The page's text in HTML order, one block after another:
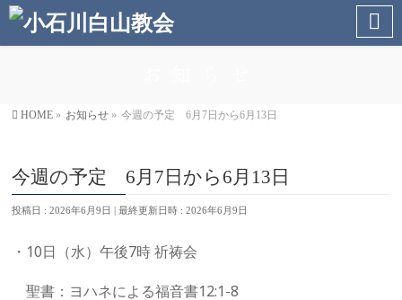
HOME » お知らせ » 今週の予定 6月7日から6月13日
今週の予定 6月7日から6月13日
投稿日 : 2026年6月9日 最終更新日時 : 2026年6月9日
・10日（水）午後7時 祈祷会
聖書：ヨハネによる福音書12:1-8